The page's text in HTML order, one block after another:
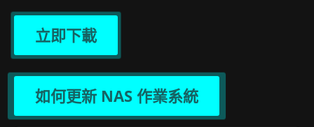
立即下載
如何更新 NAS 作業系統